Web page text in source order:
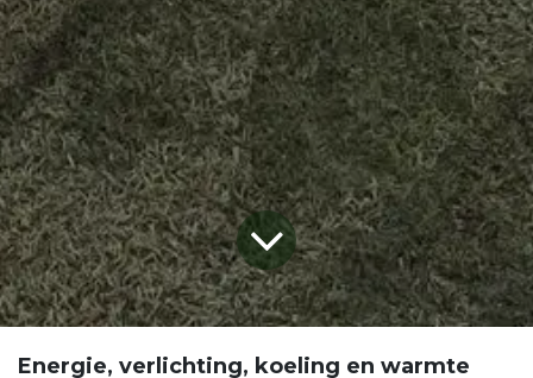
Energie, verlichting, koeling en warmte